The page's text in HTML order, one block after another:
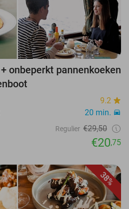
onbeperkt pannenkoeken
9.2
20 min.
Regulier €29,50
€20,75
38%